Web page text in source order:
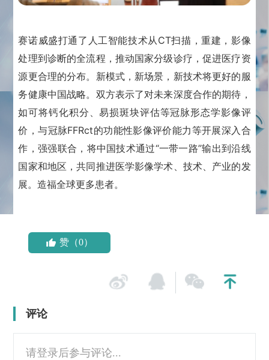
赛诺威盛打通了人工智能技术从CT扫描，重建，影像
处理到诊断的全流程，推动国家分级诊疗，促进医疗资
源更合理的分布。 新模式，新场景，新技术将更好的服
务健康中国战略。 双方表示了对未来深度合作的期待，
如可将钙化积分、易损斑块评估等冠脉形态学影像评
价，与冠脉FFRct的功能性影像评价能力等开展深入合
作，强强联合，将中国技术通过“一带一路”输出到沿线
国家和地区，共同推进医学影像学术、技术、产业的发
展。造福全球更多患者。
赞（0）
评论
请登录后参与评论...